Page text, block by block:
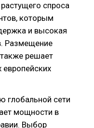
спроса
которым
и высокая
Размещение
решает
европейских
глобальной сети
мощности в
Выбор